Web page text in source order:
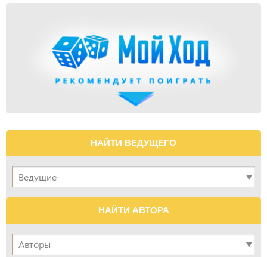
НАЙТИ ВЕДУЩЕГО
НАЙТИ АВТОРА